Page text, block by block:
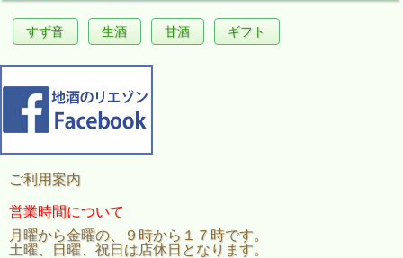
すず音 生酒 甘酒 ギフト
ご利用案内
営業時間について
月曜から金曜の、９時から１７時です。
土曜、日曜、祝日は店休日となります。